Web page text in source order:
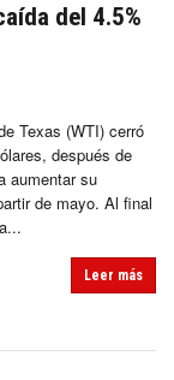
del 4.5%
Texas (WTI) cerró
después de
aumentar su
de mayo. Al final
Leer más